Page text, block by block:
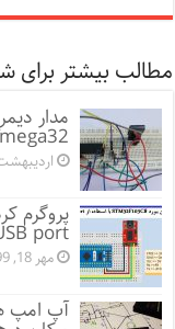
مطالب بیشتر برای
اردیبهشت 20,
port
مهر 18, 1399
آپ امپ